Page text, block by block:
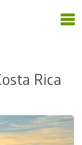
Rica